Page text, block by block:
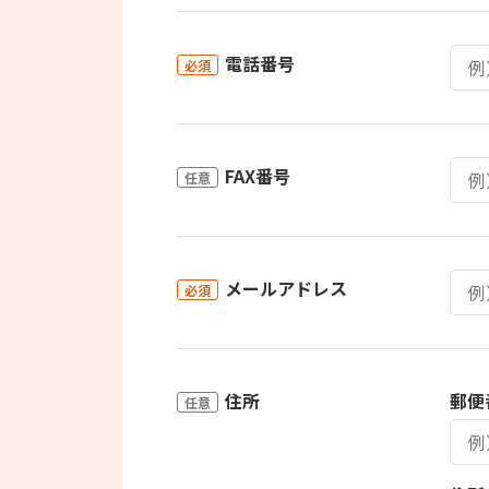
必須 電話番号
任意 FAX番号
必須 メールアドレス
任意 住所 郵